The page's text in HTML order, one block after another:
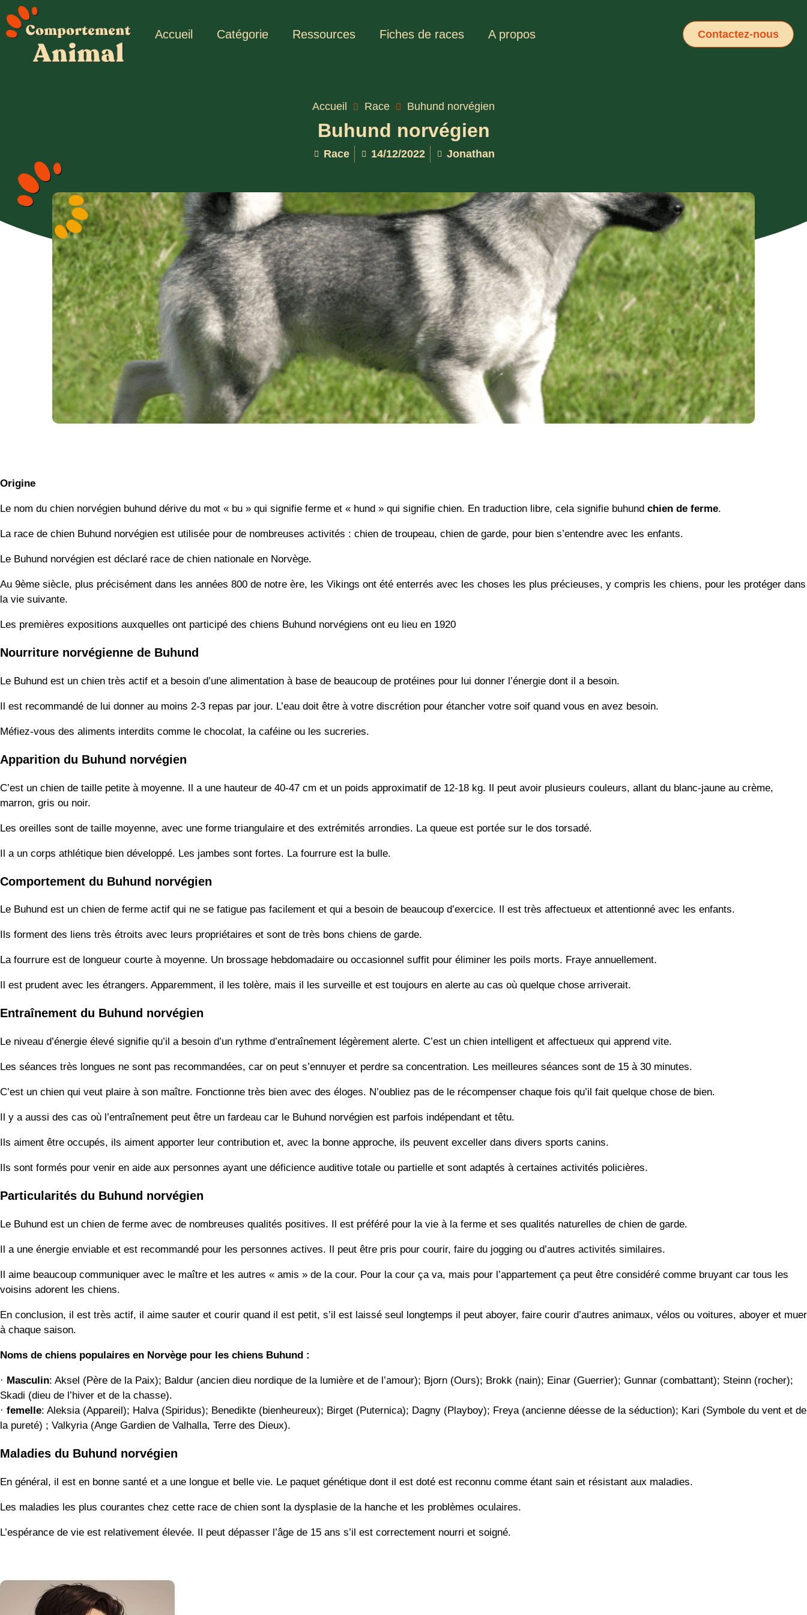
Accueil Catégorie Ressources Fiches de races A propos Contactez-nous
Accueil Race Buhund norvégien
Buhund norvégien
Race 14/12/2022 Jonathan
Origine
Le nom du chien norvégien buhund dérive du mot « bu » qui signifie ferme et « hund » qui signifie chien. En traduction libre, cela signifie buhund chien de ferme.
La race de chien Buhund norvégien est utilisée pour de nombreuses activités : chien de troupeau, chien de garde, pour bien s’entendre avec les enfants.
Le Buhund norvégien est déclaré race de chien nationale en Norvège.
Au 9ème siècle, plus précisément dans les années 800 de notre ère, les Vikings ont été enterrés avec les choses les plus précieuses, y compris les chiens, pour les protéger dans
la vie suivante.
Les premières expositions auxquelles ont participé des chiens Buhund norvégiens ont eu lieu en 1920
Nourriture norvégienne de Buhund
Le Buhund est un chien très actif et a besoin d’une alimentation à base de beaucoup de protéines pour lui donner l’énergie dont il a besoin.
Il est recommandé de lui donner au moins 2-3 repas par jour. L’eau doit être à votre discrétion pour étancher votre soif quand vous en avez besoin.
Méfiez-vous des aliments interdits comme le chocolat, la caféine ou les sucreries.
Apparition du Buhund norvégien
C’est un chien de taille petite à moyenne. Il a une hauteur de 40-47 cm et un poids approximatif de 12-18 kg. Il peut avoir plusieurs couleurs, allant du blanc-jaune au crème,
marron, gris ou noir.
Les oreilles sont de taille moyenne, avec une forme triangulaire et des extrémités arrondies. La queue est portée sur le dos torsadé.
Il a un corps athlétique bien développé. Les jambes sont fortes. La fourrure est la bulle.
Comportement du Buhund norvégien
Le Buhund est un chien de ferme actif qui ne se fatigue pas facilement et qui a besoin de beaucoup d’exercice. Il est très affectueux et attentionné avec les enfants.
Ils forment des liens très étroits avec leurs propriétaires et sont de très bons chiens de garde.
La fourrure est de longueur courte à moyenne. Un brossage hebdomadaire ou occasionnel suffit pour éliminer les poils morts. Fraye annuellement.
Il est prudent avec les étrangers. Apparemment, il les tolère, mais il les surveille et est toujours en alerte au cas où quelque chose arriverait.
Entraînement du Buhund norvégien
Le niveau d’énergie élevé signifie qu’il a besoin d’un rythme d’entraînement légèrement alerte. C’est un chien intelligent et affectueux qui apprend vite.
Les séances très longues ne sont pas recommandées, car on peut s’ennuyer et perdre sa concentration. Les meilleures séances sont de 15 à 30 minutes.
C’est un chien qui veut plaire à son maître. Fonctionne très bien avec des éloges. N’oubliez pas de le récompenser chaque fois qu’il fait quelque chose de bien.
Il y a aussi des cas où l’entraînement peut être un fardeau car le Buhund norvégien est parfois indépendant et têtu.
Ils aiment être occupés, ils aiment apporter leur contribution et, avec la bonne approche, ils peuvent exceller dans divers sports canins.
Ils sont formés pour venir en aide aux personnes ayant une déficience auditive totale ou partielle et sont adaptés à certaines activités policières.
Particularités du Buhund norvégien
Le Buhund est un chien de ferme avec de nombreuses qualités positives. Il est préféré pour la vie à la ferme et ses qualités naturelles de chien de garde.
Il a une énergie enviable et est recommandé pour les personnes actives. Il peut être pris pour courir, faire du jogging ou d’autres activités similaires.
Il aime beaucoup communiquer avec le maître et les autres « amis » de la cour. Pour la cour ça va, mais pour l’appartement ça peut être considéré comme bruyant car tous les
voisins adorent les chiens.
En conclusion, il est très actif, il aime sauter et courir quand il est petit, s’il est laissé seul longtemps il peut aboyer, faire courir d’autres animaux, vélos ou voitures, aboyer et muer
à chaque saison.
Noms de chiens populaires en Norvège pour les chiens Buhund :
· Masculin: Aksel (Père de la Paix); Baldur (ancien dieu nordique de la lumière et de l’amour); Bjorn (Ours); Brokk (nain); Einar (Guerrier); Gunnar (combattant); Steinn (rocher);
Skadi (dieu de l’hiver et de la chasse).
· femelle: Aleksia (Appareil); Halva (Spiridus); Benedikte (bienheureux); Birget (Puternica); Dagny (Playboy); Freya (ancienne déesse de la séduction); Kari (Symbole du vent et de
la pureté) ; Valkyria (Ange Gardien de Valhalla, Terre des Dieux).
Maladies du Buhund norvégien
En général, il est en bonne santé et a une longue et belle vie. Le paquet génétique dont il est doté est reconnu comme étant sain et résistant aux maladies.
Les maladies les plus courantes chez cette race de chien sont la dysplasie de la hanche et les problèmes oculaires.
L’espérance de vie est relativement élevée. Il peut dépasser l’âge de 15 ans s’il est correctement nourri et soigné.